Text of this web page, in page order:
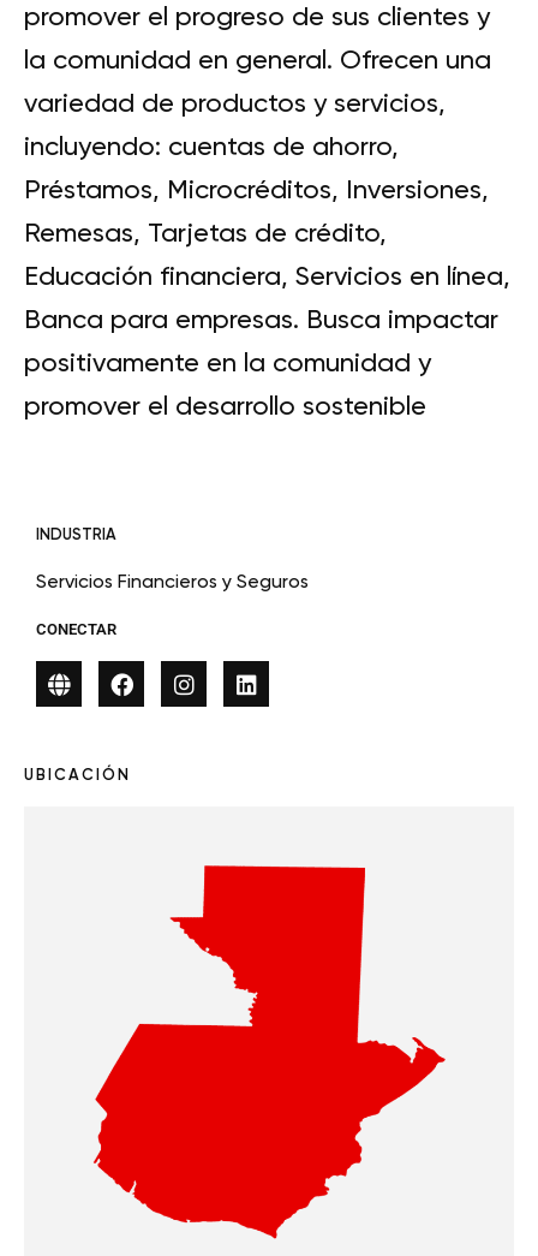
promover el progreso de sus clientes y
la comunidad en general. Ofrecen una
variedad de productos y servicios,
incluyendo: cuentas de ahorro,
Préstamos, Microcréditos, Inversiones,
Remesas, Tarjetas de crédito,
Educación financiera, Servicios en línea,
Banca para empresas. Busca impactar
positivamente en la comunidad y
promover el desarrollo sostenible
INDUSTRIA
Servicios Financieros y Seguros
CONECTAR
UBICACIÓN